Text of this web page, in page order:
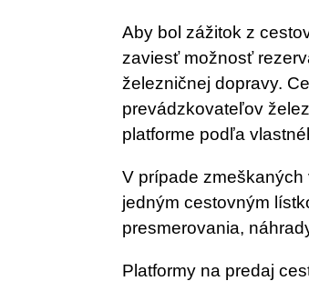
Aby bol zážitok z
zaviesť možnosť
železničnej dopravy.
prevádzkovateľov
platforme podľa
V prípade
jedným cestovným
presmerovania,
Platformy na predaj